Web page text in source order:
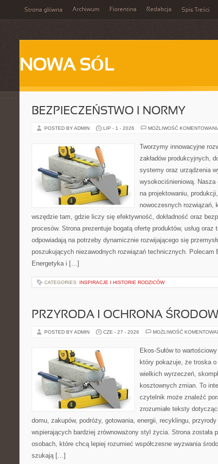
Strona główna Archiwum Fiorentina Redakcja Spis Treści
NOWA SÓL
BEZPIECZEŃSTWO I NORMY
POSTED BY ADMIN LIP - 1 - 2026 MOŻLIWOŚĆ
Tworzymy innowacyjne
zakładów produkcyjnych,
systemy oraz urządzenia
wysokociśnieniową. Nasza
na projektowaniu,
nowoczesnych rozwiązań,
wszędzie tam, gdzie liczy się efektywność, dokładność oraz
procesów. Strona prezentuje bogatą ofertę produktów, usług oraz
odpowiadają na potrzeby dynamicznie rozwijającego się
poszukujących niezawodnych rozwiązań technicznych. Polecam
Energetyka i […]
CATEGORIES: INSPIRACJE I HISTORIE RODZICÓW
PRZYRODA I OCHRONA
POSTED BY ADMIN CZE - 27 - 2026 MOŻLIWOŚĆ
Ekos-Sułów to
który pokazuje, że troska
wielkich wyrzeczeń,
kosztownych zmian. To
czytelnik może znaleźć
zrozumiałe teksty
domu, zakupów, podróży, gotowania, energii, recyklingu,
wspierających bardziej zrównoważony styl życia. Strona została
osobach, które chcą lepiej rozumieć współczesne wyzwania
szukają […]